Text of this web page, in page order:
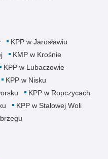
KPP w Jarosławiu
KMP w Krośnie
KPP w Lubaczowie
KPP w Nisku
KPP w Ropczycach
KPP w Stalowej Woli